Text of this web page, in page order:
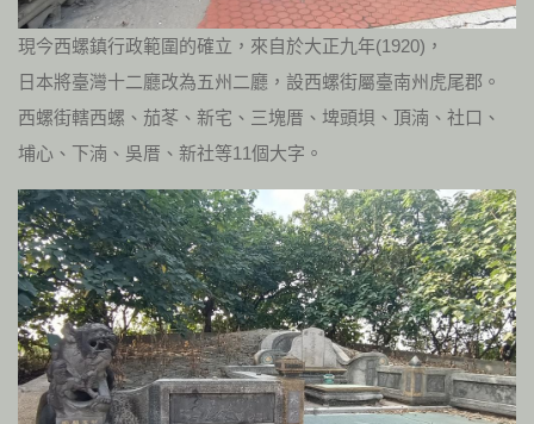
現今西螺鎮行政範圍的確立，來自於大正九年(1920)，
日本將臺灣十二廳改為五州二廳，設西螺街屬臺南州虎尾郡。
西螺街轄西螺、茄苳、新宅、三塊厝、埤頭垻、頂湳、社口、
埔心、下湳、吳厝、新社等11個大字。